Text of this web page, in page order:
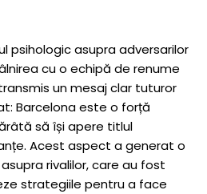
psihologic asupra adversarilor
cu o echipă de renume
un mesaj clar tuturor
Barcelona este o forță
să își apere titlul
Acest aspect a generat o
rivalilor, care au fost
strategiile pentru a face